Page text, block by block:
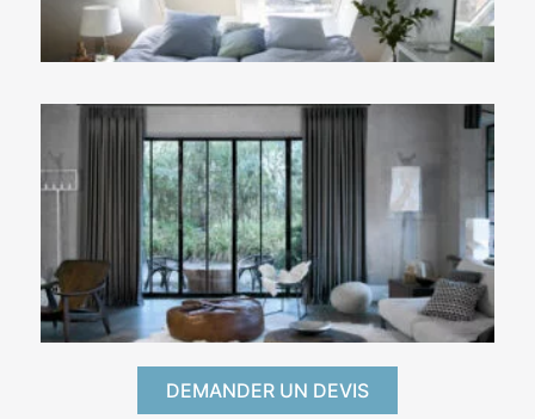
DEMANDER UN DEVIS